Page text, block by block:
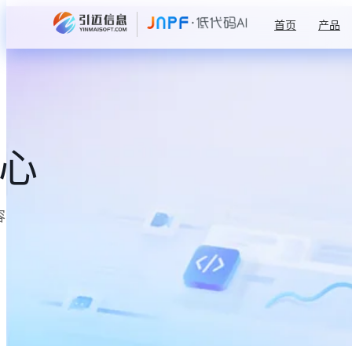
首页 产品